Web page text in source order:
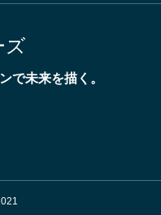
ズ
で未来を描く。